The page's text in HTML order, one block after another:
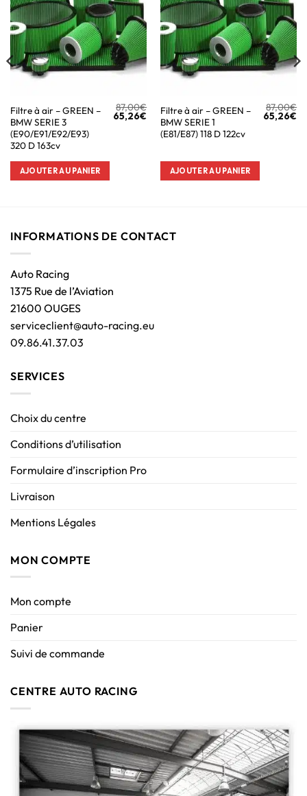
Filtre à air – GREEN –
BMW SERIE 3
(E90/E91/E92/E93)
320 D 163cv
87,00€
65,26€
AJOUTER AU PANIER
Filtre à air – GREEN –
BMW SERIE 1
(E81/E87) 118 D 122cv
87,00€
65,26€
AJOUTER AU PANIER
INFORMATIONS DE CONTACT
Auto Racing
1375 Rue de l’Aviation
21600 OUGES
serviceclient@auto-racing.eu
09.86.41.37.03
SERVICES
Choix du centre
Conditions d’utilisation
Formulaire d’inscription Pro
Livraison
Mentions Légales
MON COMPTE
Mon compte
Panier
Suivi de commande
CENTRE AUTO RACING